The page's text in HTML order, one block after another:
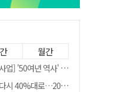
월간
시장 자리에 25층 주상복합 들어선다
대로…20대는 18.8%p 급락